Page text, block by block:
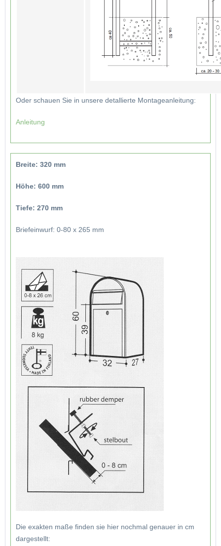
Oder schauen Sie in unsere detallierte Montageanleitung:
Anleitung
Breite: 320 mm
Höhe: 600 mm
Tiefe: 270 mm
Briefeinwurf: 0-80 x 265 mm
Die exakten maße finden sie hier nochmal genauer in cm
dargestellt: